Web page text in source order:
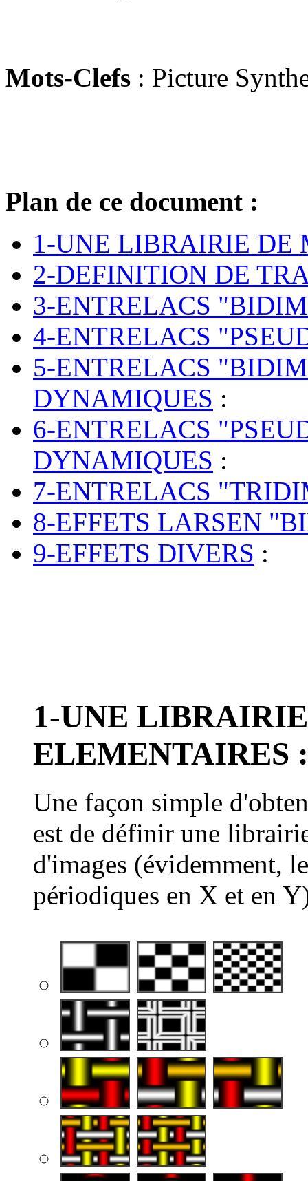
Mots-Clefs : Picture
Plan de ce document :
1-UNE LIBRAIRIE DE
2-DEFINITION DE
3-ENTRELACS
4-ENTRELACS
5-ENTRELACS
DYNAMIQUES :
6-ENTRELACS
DYNAMIQUES :
7-ENTRELACS
8-EFFETS LARSEN
9-EFFETS DIVERS :
1-UNE
ELEMENTAIRES :
Une façon simple
est de définir une
d'images (évidemment,
périodiques en X et en